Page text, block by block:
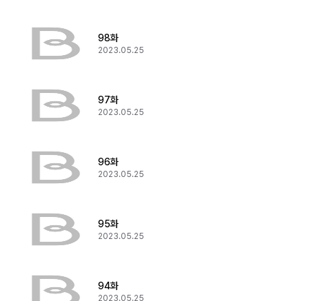
98화
2023.05.25
97화
2023.05.25
96화
2023.05.25
95화
2023.05.25
94화
2023.05.25